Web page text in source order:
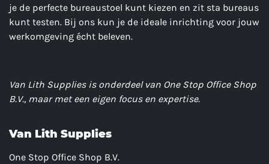
je de perfecte bureaustoel kunt kiezen en zit sta bureaus
kunt testen. Bij ons kun je de ideale inrichting voor jouw
werkomgeving écht beleven.
Van Lith Supplies is onderdeel van One Stop Office Shop
B.V., maar met een eigen focus en expertise.
Van Lith Supplies
One Stop Office Shop B.V.